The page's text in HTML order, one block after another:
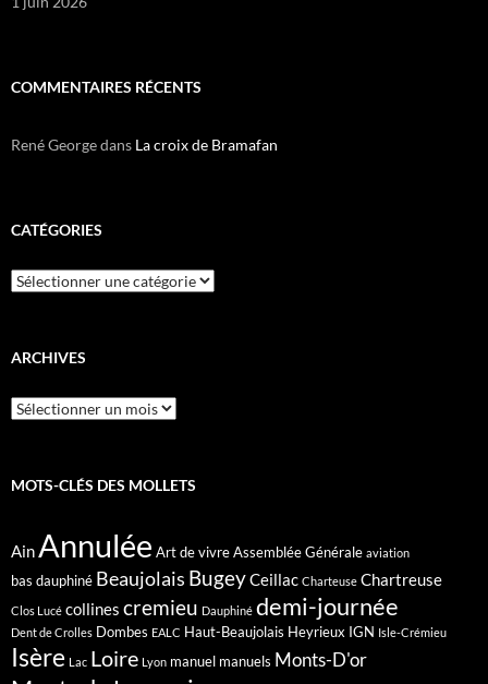
COMMENTAIRES RÉCENTS
René Georgedans La croix de Bramafan
CATÉGORIES
Catégories
ARCHIVES
Archives
MOTS-CLÉS DES MOLLETS
AinAnnulée Art de vivreAssemblée Générale aviation
bas dauphiné Beaujolais BugeyCeillac Charteuse Chartreuse
Clos Lucé collines cremieu Dauphiné demi-journée
Dent de Crolles Dombes EALC Haut-Beaujolais Heyrieux IGN Isle-Crémieu
Isère Lac Loire Lyon manuel manuels Monts-D'or